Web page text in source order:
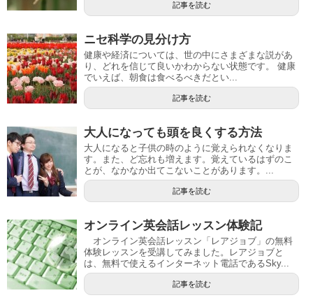
記事を読む
ニセ科学の見分け方
健康や経済については、世の中にさまざまな説があ
り、どれを信じて良いかわからない状態です。 健康
でいえば、朝食は食べるべきだとい...
記事を読む
大人になっても頭を良くする方法
大人になると子供の時のように覚えられなくなりま
す。また、ど忘れも増えます。覚えているはずのこ
とが、なかなか出てこないことがあります。...
記事を読む
オンライン英会話レッスン体験記
オンライン英会話レッスン「レアジョブ」の無料
体験レッスンを受講してみました。レアジョブと
は、無料で使えるインターネット電話であるSky...
記事を読む